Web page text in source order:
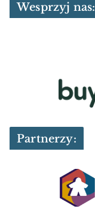
Wesprzyj nas:
Partnerzy: